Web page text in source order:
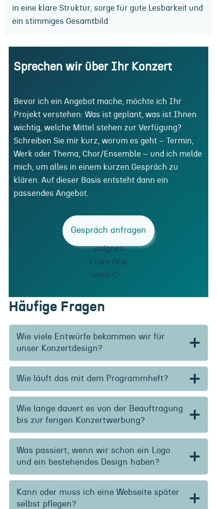
in eine klare Struktur, sorge für gute Lesbarkeit und
ein stimmiges Gesamtbild
Sprechen wir über Ihr Konzert
Bevor ich ein Angebot mache, möchte ich Ihr
Projekt verstehen: Was ist geplant, was ist Ihnen
wichtig, welche Mittel stehen zur Verfügung?
Schreiben Sie mir kurz, worum es geht – Termin,
Werk oder Thema, Chor/Ensemble – und ich melde
mich, um alles in einem kurzen Gespräch zu
klären. Auf dieser Basis entsteht dann ein
passendes Angebot.
Gespräch anfragen
Häufige Fragen
Wie viele Entwürfe bekommen wir für
unser Konzertdesign?
Wie läuft das mit dem Programmheft?
Wie lange dauert es von der Beauftragung
bis zur ferigen Konzertwerbung?
Was passiert, wenn wir schon ein Logo
und ein bestehendes Design haben?
Kann oder muss ich eine Webseite später
selbst pflegen?